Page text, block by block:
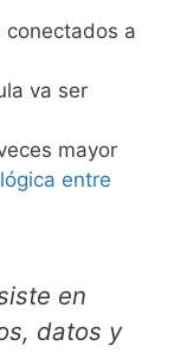
conectados a
va ser
mayor
entre
en
datos y